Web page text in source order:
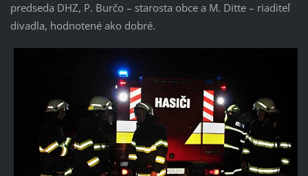
predseda DHZ, P. Burčo – starosta obce a M. Ditte – riaditeľ
divadla, hodnotené ako dobré.